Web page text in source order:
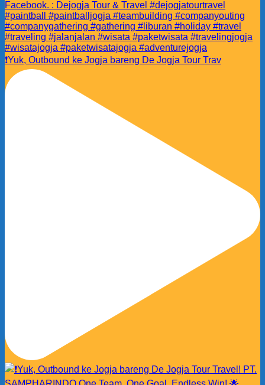
❗️Yuk, Outbound ke Jogja bareng De Jogja Tour Trav